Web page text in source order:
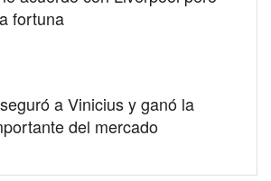
fortuna
a Vinicius y ganó la
del mercado